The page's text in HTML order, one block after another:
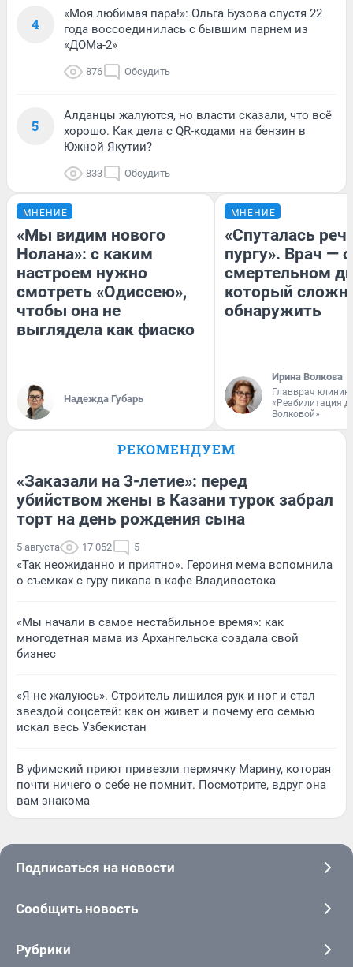
4
«Моя любимая пара!»: Ольга Бузова спустя 22
года воссоединилась с бывшим парнем из
«ДОМа-2»
876 Обсудить
5
Алданцы жалуются, но власти сказали, что всё
хорошо. Как дела с QR-кодами на бензин в
Южной Якутии?
833 Обсудить
МНЕНИЕ
«Мы видим нового
Нолана»: с каким
настроем нужно
смотреть «Одиссею»,
чтобы она не
выглядела как фиаско
Надежда Губарь
МНЕНИЕ
«Спуталась
пургу». Врач — о
смертельном
который
обнаружить
Ирина Волкова
Главврач
«Реабилитация
Волковой»
РЕКОМЕНДУЕМ
«Заказали на 3-летие»: перед
убийством жены в Казани турок забрал
торт на день рождения сына
5 августа 17 052 5
«Так неожиданно и приятно». Героиня мема вспомнила
о съемках с гуру пикапа в кафе Владивостока
«Мы начали в самое нестабильное время»: как
многодетная мама из Архангельска создала свой
бизнес
«Я не жалуюсь». Строитель лишился рук и ног и стал
звездой соцсетей: как он живет и почему его семью
искал весь Узбекистан
В уфимский приют привезли пермячку Марину, которая
почти ничего о себе не помнит. Посмотрите, вдруг она
вам знакома
Подписаться на новости
Сообщить новость
Рубрики